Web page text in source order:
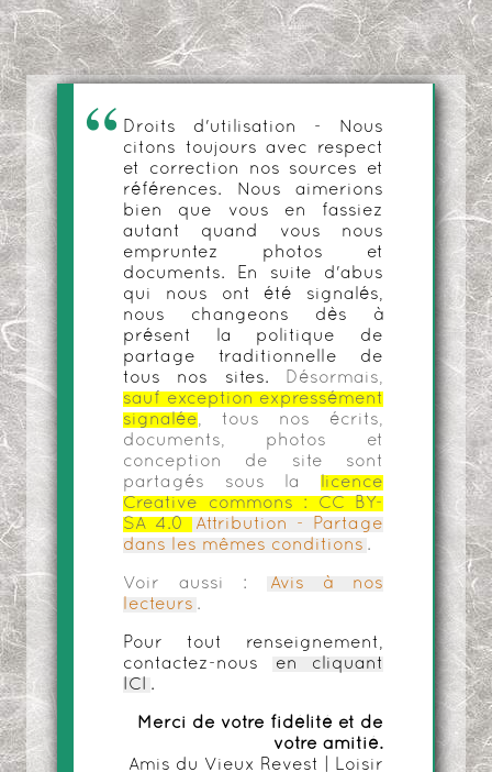
Droits d'utilisation - Nous
citons toujours avec respect
et correction nos sources et
références. Nous aimerions
bien que vous en fassiez
autant quand vous nous
empruntez photos et
documents. En suite d'abus
qui nous ont été signalés,
nous changeons dès à
présent la politique de
partage traditionnelle de
tous nos sites.
Désormais,
sauf exception expressément
signalée, tous nos écrits,
documents, photos et
conception de site sont
partagés sous la
licence
Creative commons :
CC BY-
SA 4.0
Attribution - Partage
dans les mêmes conditions .
Voir aussi :
Avis à nos
lecteurs .
Pour tout renseignement,
contactez-nous
en cliquant
ICI
.
Merci de votre fidélité et de
votre amitié.
Amis du Vieux Revest | Loisir